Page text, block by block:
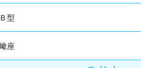
Ｂ型
座